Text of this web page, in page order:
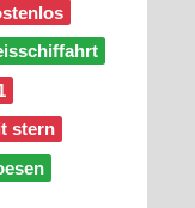
stern